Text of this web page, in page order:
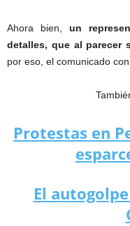
Ahora bien, un
detalles, que al parecer
por eso, el comunicado
Protestas en
El